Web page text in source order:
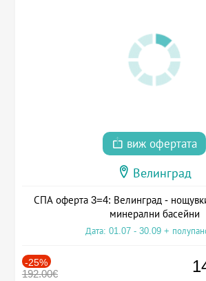
виж офертата
Велинград
СПА оферта 3=4: Велинград -
минерални басейни
Дата: 01.07 - 30.09 +
-25%
192.00€